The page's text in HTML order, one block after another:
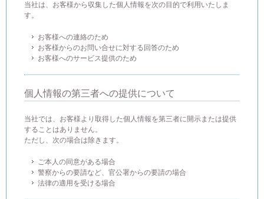
当社は、お客様から収集した個人情報を次の目的で利用いたしま
す。
お客様への連絡のため
お客様からのお問い合せに対する回答のため
お客様へのサービス提供のため
個人情報の第三者への提供について
当社では、お客様より取得した個人情報を第三者に開示または提供
することはありません。
ただし、次の場合は除きます。
ご本人の同意がある場合
警察からの要請など、官公署からの要請の場合
法律の適用を受ける場合